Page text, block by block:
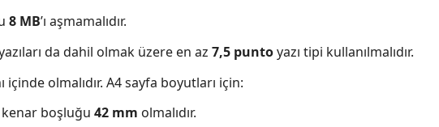
8 MB’ı aşmamalıdır.
da dahil olmak üzere en az 7,5 puntoyazı tipi kullanılmalıdır.
olmalıdır. A4 sayfa boyutları için:
boşluğu 42 mm olmalıdır.